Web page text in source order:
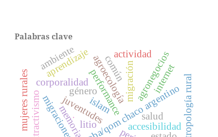
Palabras clave
memoria
corporalidadperformance
migracionesjuventudes
salud
accesibilidad
género migración antropología rural
agronegocios
agroecología
litio
mujeres rurales
aprendizaje comúnactividad
ambiente
.
internet
islam